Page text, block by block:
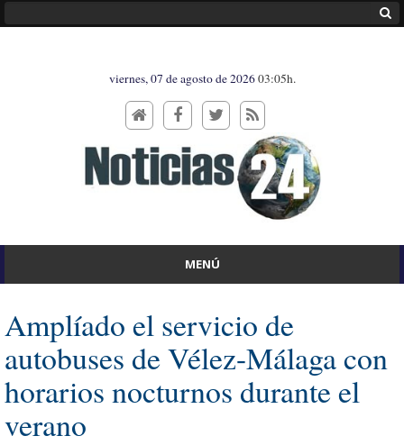
viernes, 07 de agosto de 202603:05h.
MENÚ
Amplíado el servicio de
autobuses de Vélez-Málaga con
horarios nocturnos durante el
verano